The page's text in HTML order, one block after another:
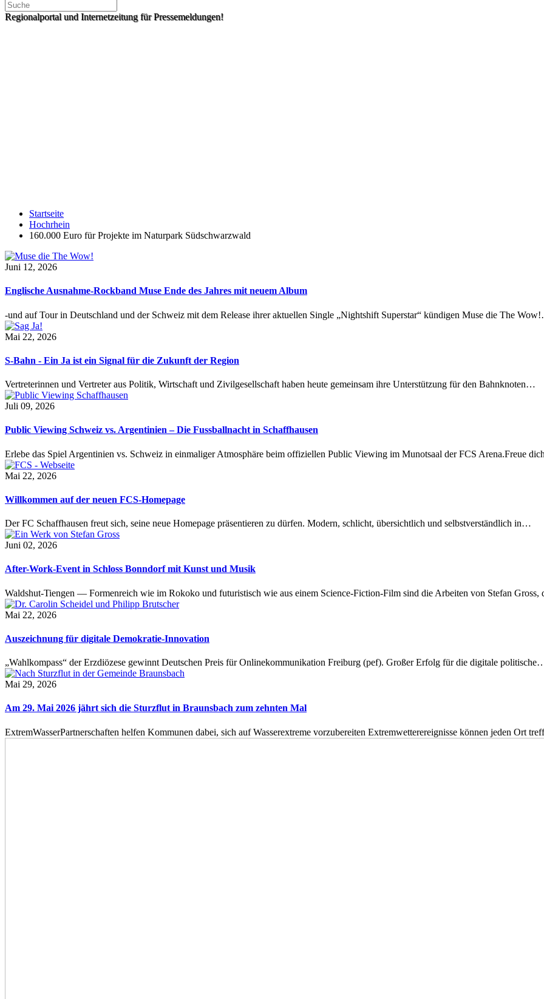
Regionalportal und Internetzeitung für Pressemeldungen!
Startseite
Hochrhein
160.000 Euro für Projekte im Naturpark Südschwarzwald
Juni 12, 2026
Englische Ausnahme-Rockband Muse Ende des Jahres mit neuem Album
-und auf Tour in Deutschland und der Schweiz mit dem Release ihrer aktuellen Single „Nightshift Superstar“ kündigen Muse die The
Mai 22, 2026
S-Bahn - Ein Ja ist ein Signal für die Zukunft der Region
Vertreterinnen und Vertreter aus Politik, Wirtschaft und Zivilgesellschaft haben heute gemeinsam ihre Unterstützung für den Bahnknoten…
Juli 09, 2026
Public Viewing Schweiz vs. Argentinien – Die Fussballnacht in Schaffhausen
Erlebe das Spiel Argentinien vs. Schweiz in einmaliger Atmosphäre beim offiziellen Public Viewing im Munotsaal der FCS Arena.Freue
Mai 22, 2026
Willkommen auf der neuen FCS-Homepage
Der FC Schaffhausen freut sich, seine neue Homepage präsentieren zu dürfen. Modern, schlicht, übersichtlich und selbstverständlich in…
Juni 02, 2026
After-Work-Event in Schloss Bonndorf mit Kunst und Musik
Waldshut-Tiengen — Formenreich wie im Rokoko und futuristisch wie aus einem Science-Fiction-Film sind die Arbeiten von Stefan
Mai 22, 2026
Auszeichnung für digitale Demokratie-Innovation
„Wahlkompass“ der Erzdiözese gewinnt Deutschen Preis für Onlinekommunikation Freiburg (pef). Großer Erfolg für die digitale
Mai 29, 2026
Am 29. Mai 2026 jährt sich die Sturzflut in Braunsbach zum zehnten Mal
ExtremWasserPartnerschaften helfen Kommunen dabei, sich auf Wasserextreme vorzubereiten Extremwetterereignisse können jeden Ort